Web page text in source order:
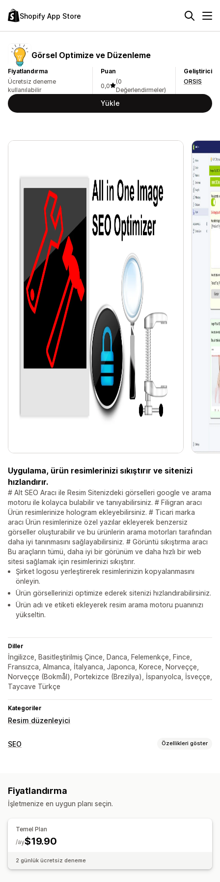
Shopify App Store
Görsel Optimize ve Düzenleme
Fiyatlandırma
Ücretsiz deneme
kullanılabilir
Puan
0,0
(0
Değerlendirmeler)
Geliştirici
ORSIS
Yükle
Uygulama, ürün resimlerinizi sıkıştırır ve sitenizi
hızlandırır.
# Alt SEO Aracı ile Resim Sitenizdeki görselleri google ve arama
motoru ile kolayca bulabilir ve tanıyabilirsiniz. # Filigran aracı
Ürün resimlerinize hologram ekleyebilirsiniz. # Ticari marka
aracı Ürün resimlerinize özel yazılar ekleyerek benzersiz
görseller oluşturabilir ve bu ürünlerin arama motorları tarafından
daha iyi tanınmasını sağlayabilirsiniz. # Görüntü sıkıştırma aracı
Bu araçların tümü, daha iyi bir görünüm ve daha hızlı bir web
sitesi sağlamak için resimlerinizi sıkıştırır.
Şirket logosu yerleştirerek resimlerinizin kopyalanmasını
önleyin.
Ürün görsellerinizi optimize ederek sitenizi hızlandırabilirsiniz.
Ürün adı ve etiketi ekleyerek resim arama motoru puanınızı
yükseltin.
Diller
İngilizce, Basitleştirilmiş Çince, Danca, Felemenkçe, Fince,
Fransızca, Almanca, İtalyanca, Japonca, Korece, Norveççe,
Norveççe (Bokmål), Portekizce (Brezilya), İspanyolca, İsveççe,
Taycave Türkçe
Kategoriler
Resim düzenleyici
SEO Özellikleri göster
ALT metin
Görsel optimizasyonu
Performansı izleme
Fiyatlandırma
İşletmenize en uygun planı seçin.
Temel Plan
$19.90
/ay
2 günlük ücretsiz deneme